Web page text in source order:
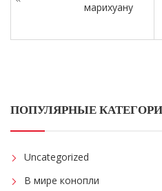
марихуану
ПОПУЛЯРНЫЕ
Uncategorized
В мире конопли